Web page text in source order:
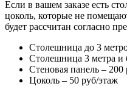
Если в вашем заказе есть
цоколь, которые не
будет рассчитан согласно
Столешница до 3
Столешница 3 метра и
Стеновая панель – 200
Цоколь – 50 руб/этаж